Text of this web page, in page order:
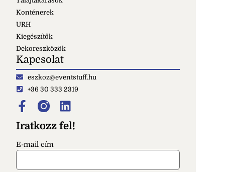
Konténerek
URH
Kiegészítők
Dekoreszközök
Kapcsolat
eszkoz@eventstuff.hu
+36 30 333 2319
Iratkozz fel!
E-mail cím